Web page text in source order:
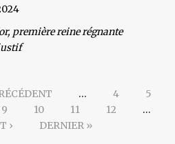
première reine régnante
… 4
5
9 10 11 12
…
›
DERNIER »